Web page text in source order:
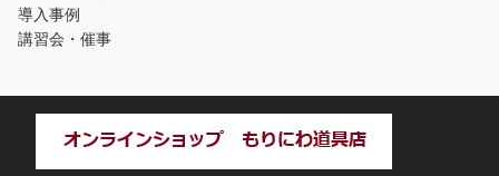
導入事例
講習会・催事